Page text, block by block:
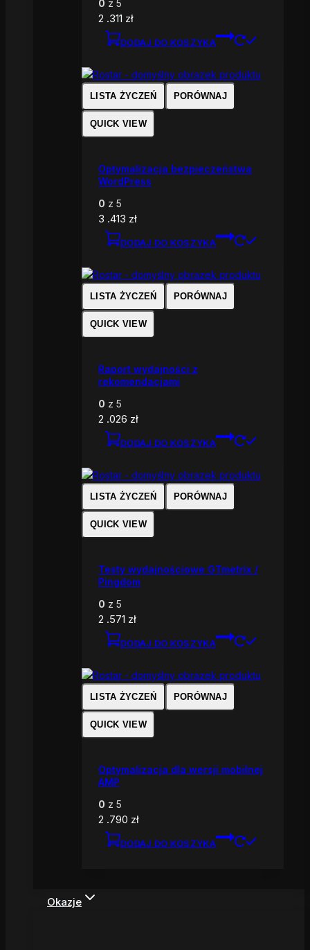
0 z 5
2 .311 zł
DODAJ DO KOSZYKA
LISTA ŻYCZEŃ PORÓWNAJ
QUICK VIEW
Optymalizacja bezpieczeństwa
WordPress
0 z 5
3 .413 zł
DODAJ DO KOSZYKA
LISTA ŻYCZEŃ PORÓWNAJ
QUICK VIEW
Raport wydajności z
rekomendacjami
0 z 5
2 .026 zł
DODAJ DO KOSZYKA
LISTA ŻYCZEŃ PORÓWNAJ
QUICK VIEW
Testy wydajnościowe GTmetrix /
Pingdom
0 z 5
2 .571 zł
DODAJ DO KOSZYKA
LISTA ŻYCZEŃ PORÓWNAJ
QUICK VIEW
Optymalizacja dla wersji mobilnej
AMP
0 z 5
2 .790 zł
DODAJ DO KOSZYKA
Okazje